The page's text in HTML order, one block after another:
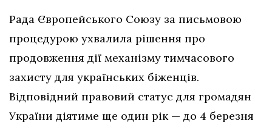
Рада Європейського Союзу за письмовою
процедурою ухвалила рішення про
продовження дії механізму тимчасового
захисту для українських біженців.
Відповідний правовий статус для громадян
України діятиме ще один рік — до 4 березня